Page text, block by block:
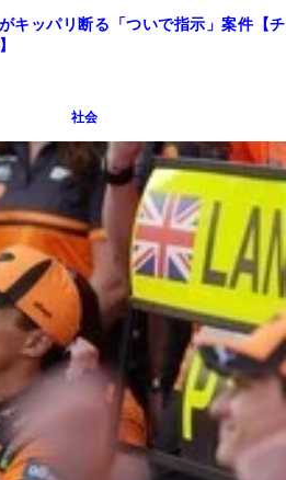
キッパリ断る「ついで指示」案件【チ
社会